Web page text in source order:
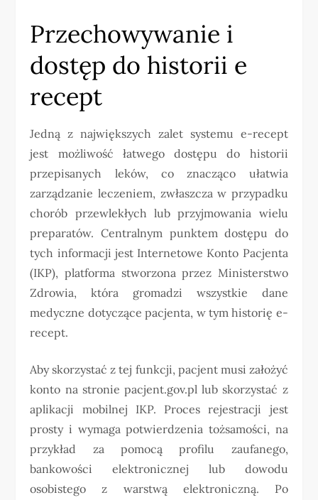
Przechowywanie i
dostęp do historii e
recept
Jedną z największych zalet systemu e-recept
jest możliwość łatwego dostępu do historii
przepisanych leków, co znacząco ułatwia
zarządzanie leczeniem, zwłaszcza w przypadku
chorób przewlekłych lub przyjmowania wielu
preparatów. Centralnym punktem dostępu do
tych informacji jest Internetowe Konto Pacjenta
(IKP), platforma stworzona przez Ministerstwo
Zdrowia, która gromadzi wszystkie dane
medyczne dotyczące pacjenta, w tym historię e-
recept.
Aby skorzystać z tej funkcji, pacjent musi założyć
konto na stronie pacjent.gov.pl lub skorzystać z
aplikacji mobilnej IKP. Proces rejestracji jest
prosty i wymaga potwierdzenia tożsamości, na
przykład za pomocą profilu zaufanego,
bankowości elektronicznej lub dowodu
osobistego z warstwą elektroniczną. Po